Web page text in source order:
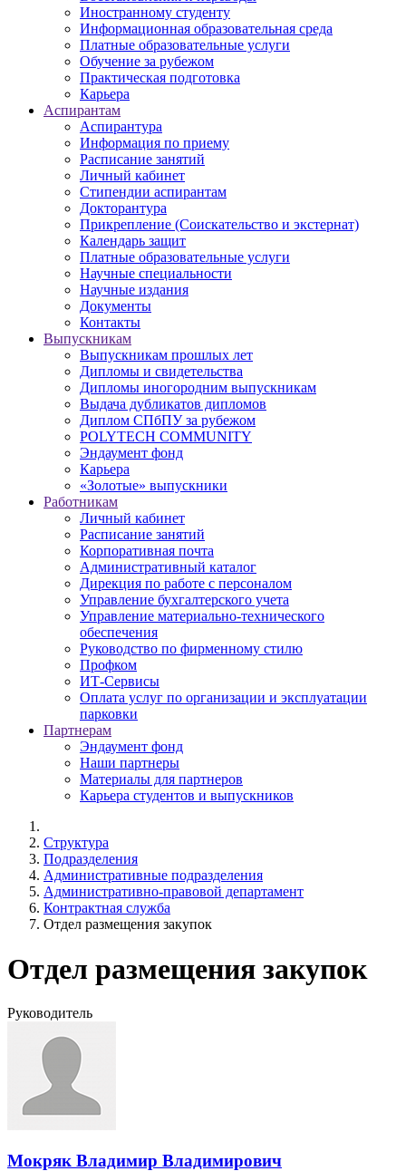
Иностранному студенту
Информационная образовательная среда
Платные образовательные услуги
Обучение за рубежом
Практическая подготовка
Карьера
Аспирантам
Аспирантура
Информация по приему
Расписание занятий
Личный кабинет
Стипендии аспирантам
Докторантура
Прикрепление (Соискательство и экстернат)
Календарь защит
Платные образовательные услуги
Научные специальности
Научные издания
Документы
Контакты
Выпускникам
Выпускникам прошлых лет
Дипломы и свидетельства
Дипломы иногородним выпускникам
Выдача дубликатов дипломов
Диплом СПбПУ за рубежом
POLYTECH COMMUNITY
Эндаумент фонд
Карьера
«Золотые» выпускники
Работникам
Личный кабинет
Расписание занятий
Корпоративная почта
Административный каталог
Дирекция по работе с персоналом
Управление бухгалтерского учета
Управление материально-технического
обеспечения
Руководство по фирменному стилю
Профком
ИТ-Сервисы
Оплата услуг по организации и эксплуатации
парковки
Партнерам
Эндаумент фонд
Наши партнеры
Материалы для партнеров
Карьера студентов и выпускников
Структура
Подразделения
Административные подразделения
Административно-правовой департамент
Контрактная служба
Отдел размещения закупок
Отдел размещения закупок
Руководитель
Мокряк Владимир Владимирович